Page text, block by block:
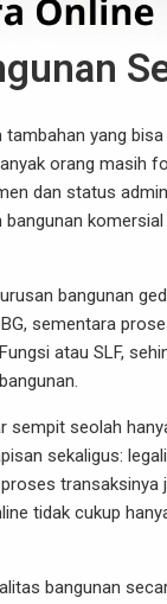
tambahan yang
orang masih
dan status
bangunan
sementara
atau SLF,
seolah
sekaligus:
tidak cukup
bangunan